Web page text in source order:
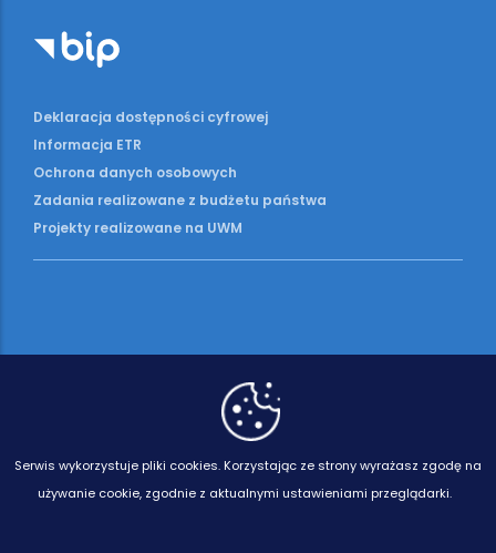
Deklaracja dostępności cyfrowej
Informacja ETR
Ochrona danych osobowych
Zadania realizowane z budżetu państwa
Projekty realizowane na UWM
Serwis wykorzystuje pliki cookies. Korzystając ze strony wyrażasz zgodę na
używanie cookie, zgodnie z aktualnymi ustawieniami przeglądarki.